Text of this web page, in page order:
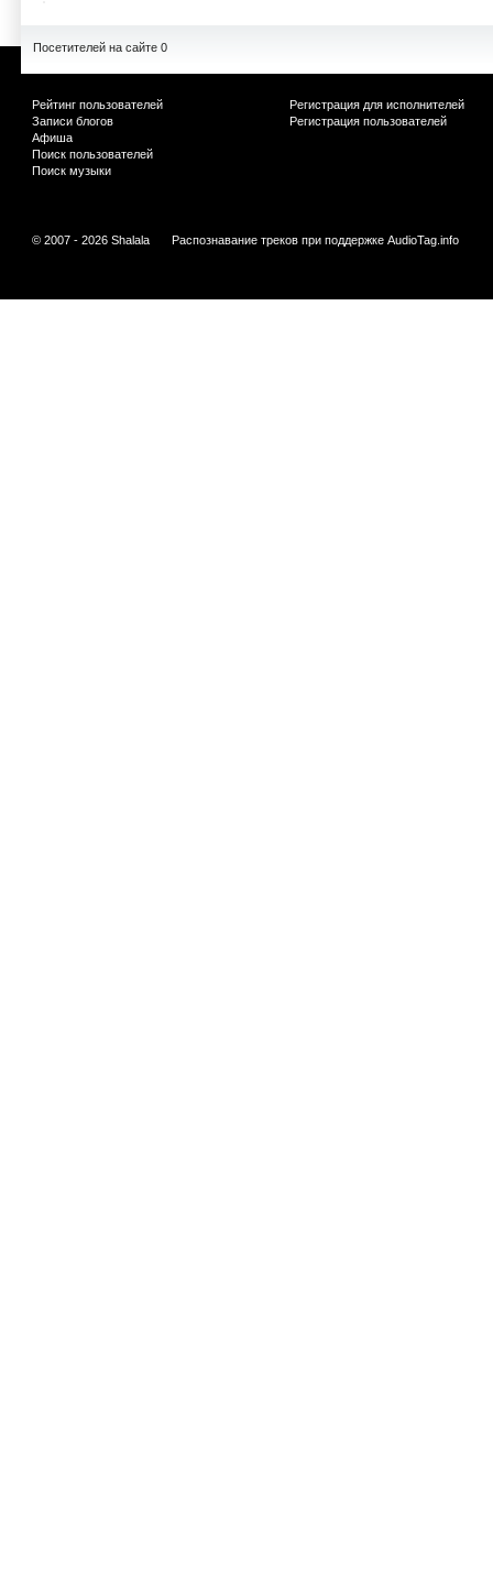
Посетителей на сайте 0
Рейтинг пользователей
Записи блогов
Афиша
Поиск пользователей
Поиск музыки
Регистрация для исполнителей
Регистрация пользователей
© 2007 - 2026 Shalala Распознавание треков при поддержке AudioTag.info